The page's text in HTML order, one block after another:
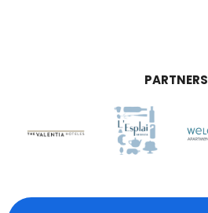
PARTNERS